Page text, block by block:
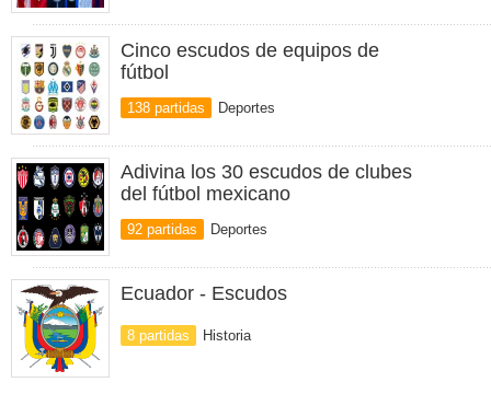
Cinco escudos de equipos de
fútbol
138 partidas Deportes
Adivina los 30 escudos de clubes
del fútbol mexicano
92 partidas Deportes
Ecuador - Escudos
8 partidas Historia